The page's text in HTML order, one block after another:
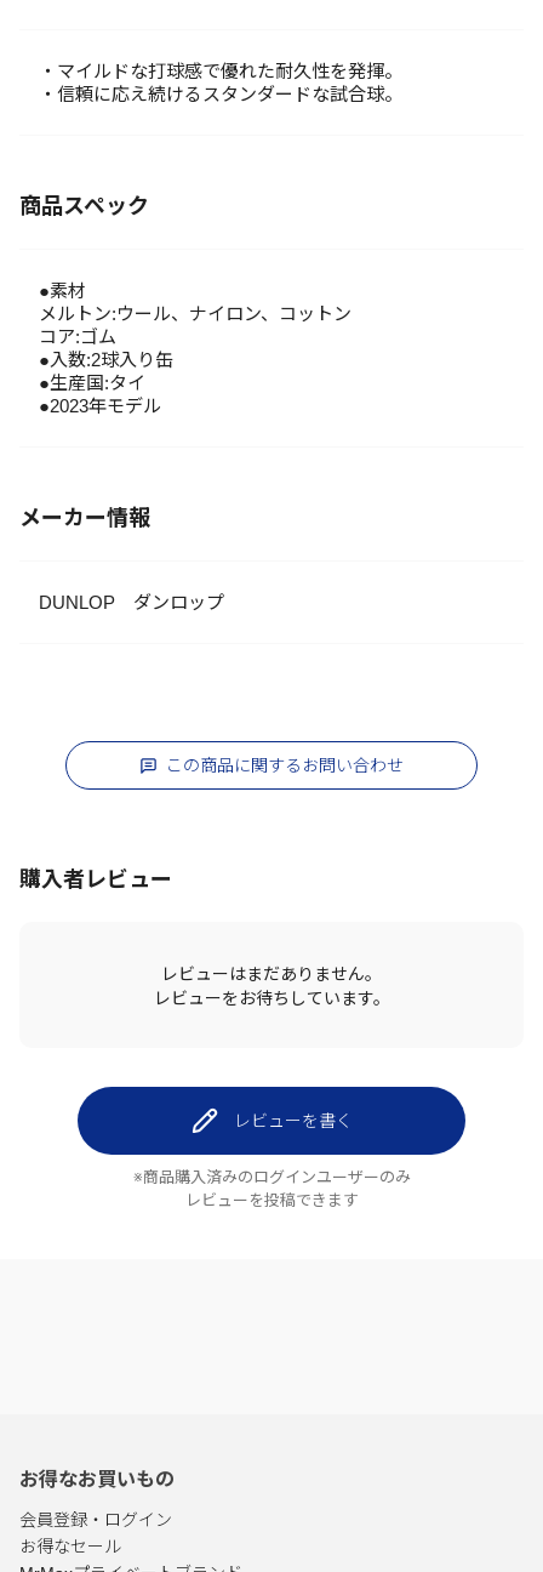
・マイルドな打球感で優れた耐久性を発揮。
・信頼に応え続けるスタンダードな試合球。
商品スペック
●素材
メルトン:ウール、ナイロン、コットン
コア:ゴム
●入数:2球入り缶
●生産国:タイ
●2023年モデル
メーカー情報
DUNLOP ダンロップ
この商品に関するお問い合わせ
購入者レビュー
レビューはまだありません。
レビューをお待ちしています。
レビューを書く
※商品購入済みのログインユーザーのみ
レビューを投稿できます
お得なお買いもの
会員登録・ログイン
お得なセール